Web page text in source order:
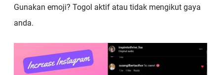
Gunakan emoji? Togol aktif atau tidak mengikut gaya
anda.